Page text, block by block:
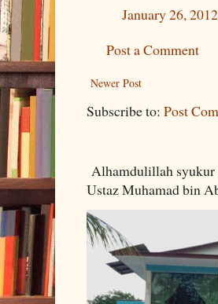
January 26,
Post a Comment
Newer Post
Subscribe to: Post
Alhamdulillah syukur
Ustaz Muhamad bin